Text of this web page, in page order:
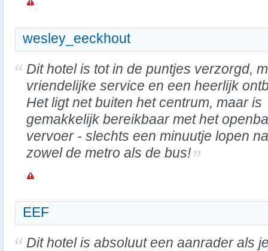
wesley_eeckhout
Dit hotel is tot in de puntjes verzorgd,
vriendelijke service en een heerlijk
Het ligt net buiten het centrum, maar is
gemakkelijk bereikbaar met het
vervoer - slechts een minuutje lopen
zowel de metro als de bus!
EEF
Dit hotel is absoluut een aanrader als